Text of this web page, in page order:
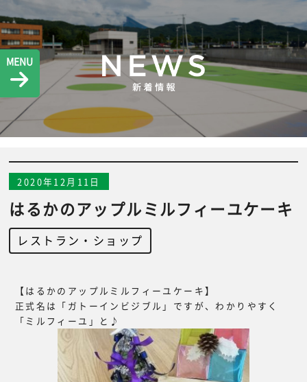
MENU
2020年12月11日
はるかのアップルミルフィーユケーキ
レストラン・ショップ
【はるかのアップルミルフィーユケーキ】
正式名は「ガトーインビジブル」ですが、わかりやすく
「ミルフィーユ」と♪